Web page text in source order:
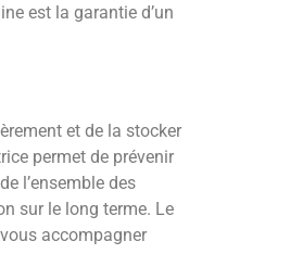
est la garantie d’un
et de la stocker
permet de prévenir
l’ensemble des
sur le long terme. Le
accompagner